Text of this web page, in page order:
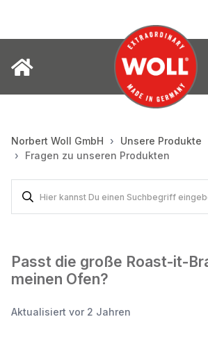
Norbert Woll GmbH
Unsere Produkte
Fragen zu unseren Produkten
Passt die große Roast-it-
meinen Ofen?
Aktualisiert vor 2 Jahren